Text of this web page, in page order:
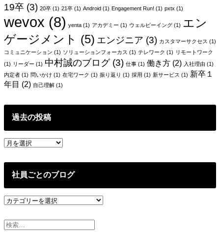
ー
シ
ョ
ン
19卒 (3) 20卒 (1) 21卒 (1) Android (1) Engagement Run! (1) pxtx (1)
wevox (8) yenta (1) アカデミー (1) ウェルビーイング (1) エン
ゲージメント (5) エンジニア (3) カスタマーサクセス (1)
コミュニケーション (1) ソリューションフォーカス (1) テレワーク (1) リモートワーク
(1) リーダー (1) 中村誠のブログ(3) 仕事 (1) 働き方 (2) 入社理由 (1)
内定者 (1) 問いかけ (1) 在宅ワーク (1) 振り返り (1) 採用 (1) 新サービス (1) 新卒１
年目 (2) 自己理解 (1)
過去の投稿
過
の
社員ごとのブログ
社
ご